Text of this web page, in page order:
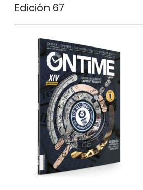
Edición 67